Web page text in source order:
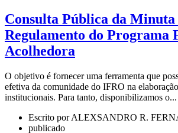
Consulta Pública da Minuta
Regulamento do Programa
Acolhedora
O objetivo é fornecer uma ferramenta que
efetiva da comunidade do IFRO na
institucionais. Para tanto, disponibilizamos o...
Escrito por ALEXSANDRO R.
publicado